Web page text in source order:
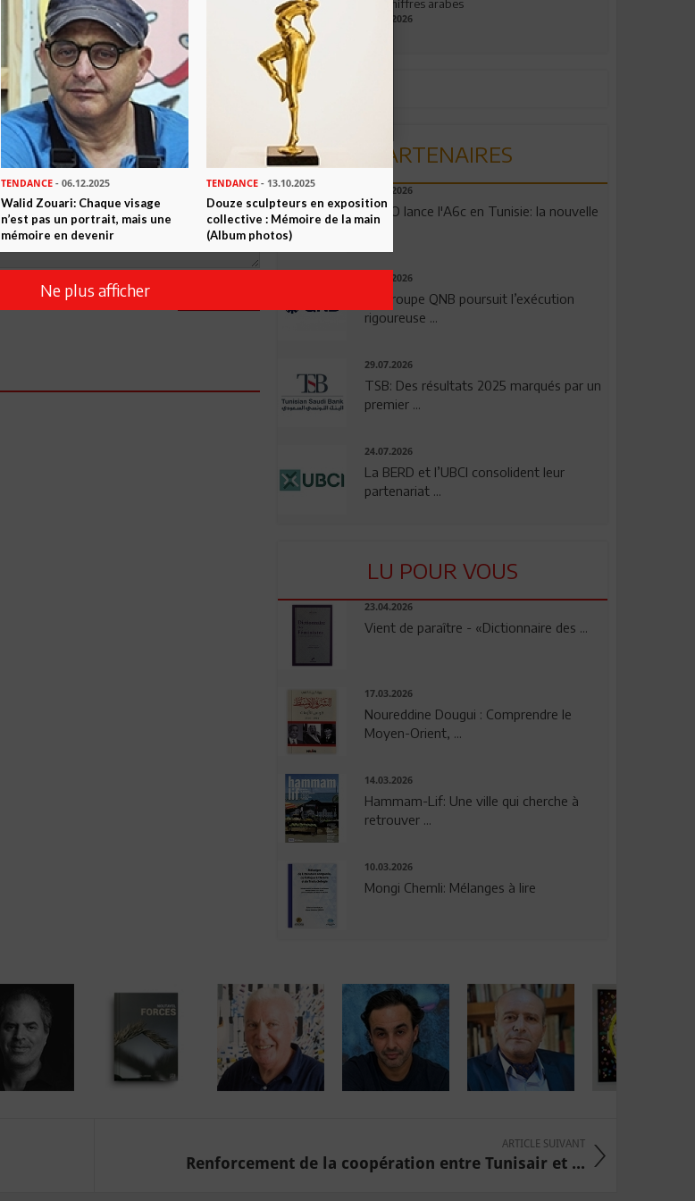
Commenter
aux chiffres arabes
09.07.2026
PARTENAIRES
04.08.2026
OPPO lance l'A6c en Tunisie: la nouvelle
29.07.2026
Le Groupe QNB poursuit l’exécution
rigoureuse ...
29.07.2026
TSB: Des résultats 2025 marqués par un
premier ...
24.07.2026
La BERD et l’UBCI consolident leur
partenariat ...
LU POUR VOUS
23.04.2026
Vient de paraître - «Dictionnaire des ...
17.03.2026
Noureddine Dougui : Comprendre le
Moyen-Orient, ...
14.03.2026
Hammam-Lif: Une ville qui cherche à
retrouver ...
10.03.2026
Mongi Chemli: Mélanges à lire
ARTICLE SUIVANT
Renforcement de la coopération entre Tunisair et ...
TENDANCE - 06.12.2025
Walid Zouari: Chaque visage
n’est pas un portrait, mais une
mémoire en devenir
TENDANCE- 13.10.2025
Douze sculpteurs en exposition
collective : Mémoire de la main
(Album photos)
Ne plus afficher